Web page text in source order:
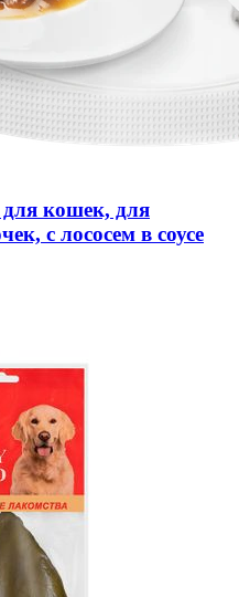
кошек, для
с лососем в соусе